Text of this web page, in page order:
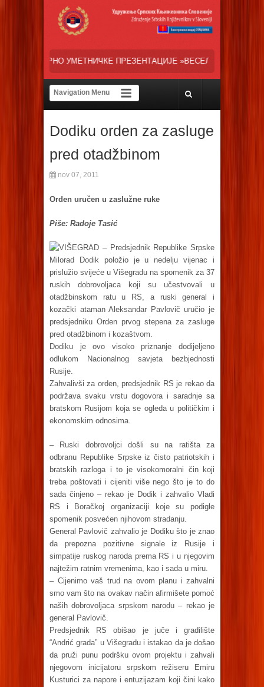
»ВЕСЕЛИ ДАНИ СРПСКЕ ДИЈАСПОРЕ« НАША ТРЕНУТНА
Dodiku orden za zasluge
pred otadžbinom
nov 07, 2011
Orden uručen u zaslužne ruke
Piše: Radoje Tasić
VIŠEGRAD – Predsjednik Republike Srpske
Milorad Dodik položio je u nedelju vijenac i
prislužio svijeće u Višegradu na spomenik za 37
ruskih dobrovoljaca koji su učestvovali u
otadžbinskom ratu u RS, a ruski general i
kozački ataman Aleksandar Pavlovič uručio je
predsjedniku Orden prvog stepena za zasluge
pred otadžbinom i kozaštvom.
Dodiku je ovo visoko priznanje dodijeljeno
odlukom Nacionalnog savjeta bezbjednosti
Rusije.
Zahvalivši za orden, predsjednik RS je rekao da
podržava svaku vrstu dogovora i saradnje sa
bratskom Rusijom koja se ogleda u političkim i
ekonomskim odnosima.
– Ruski dobrovoljci došli su na ratišta za
odbranu Republike Srpske iz čisto patriotskih i
bratskih razloga i to je visokomoralni čin koji
treba poštovati i cijeniti više nego što je to do
sada činjeno – rekao je Dodik i zahvalio Vladi
RS i Boračkoj organizaciji koje su podigle
spomenik posvećen njihovom stradanju.
General Pavlovič zahvalio je Dodiku što je znao
da prepozna pozitivne signale iz Rusije i
simpatije ruskog naroda prema RS i u njegovim
najtežim ratnim vremenima, kao i sada u miru.
– Cijenimo vaš trud na ovom planu i zahvalni
smo vam što na ovakav način afirmišete pomoć
naših dobrovoljaca srpskom narodu – rekao je
general Pavlovič.
Predsjednik RS obišao je juče i gradilište
“Andrić grada” u Višegradu i istakao da je došao
da pruži punu podršku ovom projektu i zahvali
njegovom inicijatoru srpskom režiseru Emiru
Kusturici za napore i entuzijazam koji čini kako